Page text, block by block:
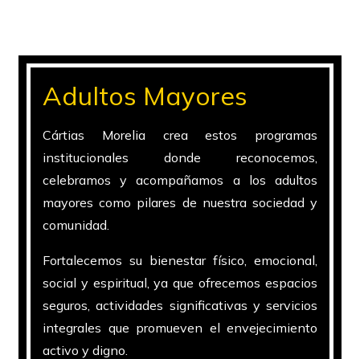
Adultos Mayores
Cártias Morelia crea estos programas
institucionales donde reconocemos,
celebramos y acompañamos a los adultos
mayores como pilares de nuestra sociedad y
comunidad.
Fortalecemos su bienestar físico, emocional,
social y espiritual, ya que ofrecemos espacios
seguros, actividades significativas y servicios
integrales que promueven el envejecimiento
activo y digno.